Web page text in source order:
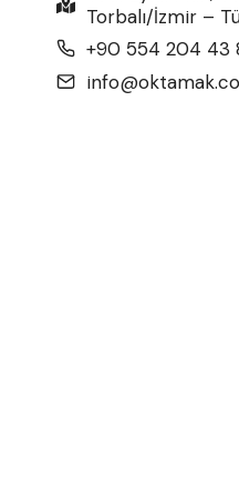
Torbalı/İzmir –
+90 554 204 43